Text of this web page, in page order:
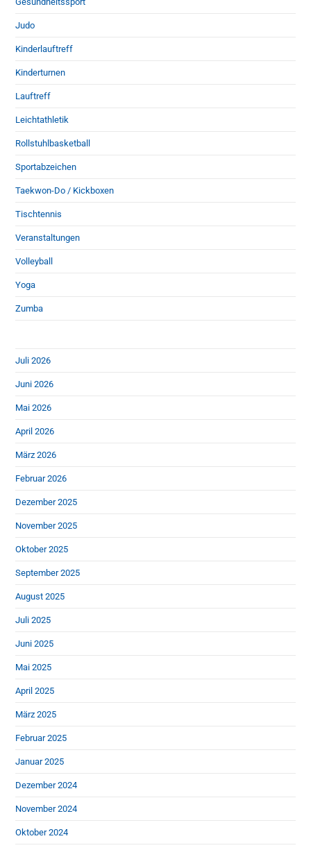
Judo
Kinderlauftreff
Kinderturnen
Lauftreff
Leichtathletik
Rollstuhlbasketball
Sportabzeichen
Taekwon-Do / Kickboxen
Tischtennis
Veranstaltungen
Volleyball
Yoga
Zumba
Juli 2026
Juni 2026
Mai 2026
April 2026
März 2026
Februar 2026
Dezember 2025
November 2025
Oktober 2025
September 2025
August 2025
Juli 2025
Juni 2025
Mai 2025
April 2025
März 2025
Februar 2025
Januar 2025
Dezember 2024
November 2024
Oktober 2024